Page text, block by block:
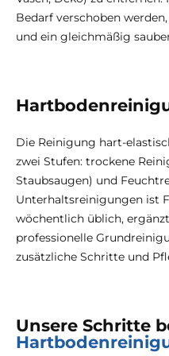
Bedarf verschoben
und ein gleichmäßig
Die Reinigung hart-
zwei Stufen: trockene
Staubsaugen) und
Unterhaltsreinigungen ist
wöchentlich üblich,
professionelle
zusätzliche Schritte und
Unsere Schritte